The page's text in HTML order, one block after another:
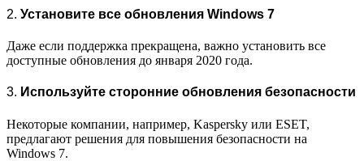
2. Установите все обновления Windows 7
Даже если поддержка прекращена, важно установить все
доступные обновления до января 2020 года.
3. Используйте сторонние обновления безопасности
Некоторые компании, например, Kaspersky или ESET,
предлагают решения для повышения безопасности на
Windows 7.